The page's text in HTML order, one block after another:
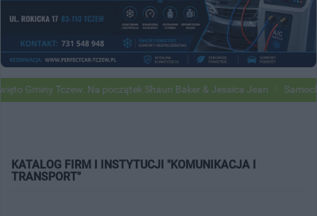
Gminy Tczew. Na początek Shaun Baker & Jessica Jean
KATALOG FIRM I INSTYTUCJI "KOMUNIKACJA I
TRANSPORT"